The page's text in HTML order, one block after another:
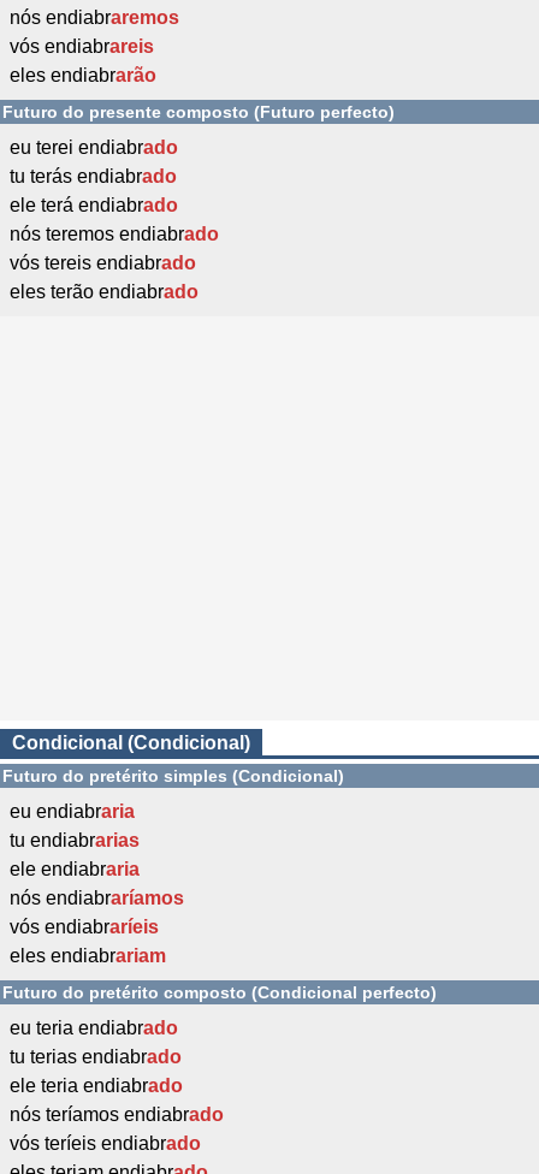
nós endiabraremos
vós endiabrareis
eles endiabrarão
Futuro do presente composto (Futuro perfecto)
eu terei endiabrado
tu terás endiabrado
ele terá endiabrado
nós teremos endiabrado
vós tereis endiabrado
eles terão endiabrado
Condicional (Condicional)
Futuro do pretérito simples (Condicional)
eu endiabraria
tu endiabrarias
ele endiabraria
nós endiabraríamos
vós endiabraríeis
eles endiabrariam
Futuro do pretérito composto (Condicional perfecto)
eu teria endiabrado
tu terias endiabrado
ele teria endiabrado
nós teríamos endiabrado
vós teríeis endiabrado